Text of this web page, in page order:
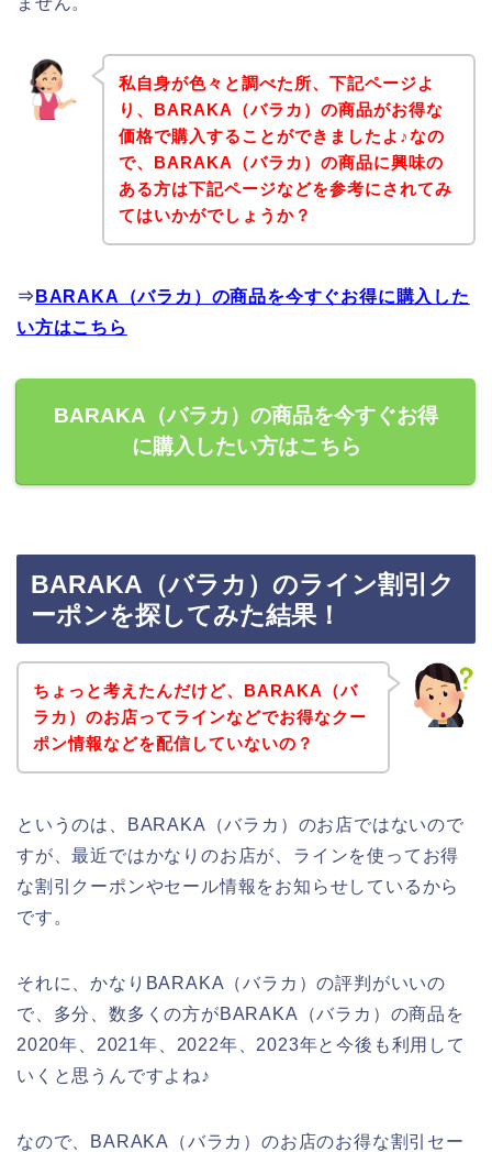
私自身が色々と調べた所、下記ページよ
り、BARAKA（バラカ）の商品がお得な
価格で購入することができましたよ♪なの
で、BARAKA（バラカ）の商品に興味の
ある方は下記ページなどを参考にされてみ
てはいかがでしょうか？
⇒ BARAKA（バラカ）の商品を今すぐお得に購入した
い方はこちら
BARAKA（バラカ）の商品を今すぐお得
に購入したい方はこちら
BARAKA（バラカ）のライン割引ク
ーポンを探してみた結果！
ちょっと考えたんだけど、BARAKA（バ
ラカ）のお店ってラインなどでお得なクー
ポン情報などを配信していないの？
というのは、BARAKA（バラカ）のお店ではないので
すが、最近ではかなりのお店が、ラインを使ってお得
な割引クーポンやセール情報をお知らせしているから
です。
それに、かなりBARAKA（バラカ）の評判がいいの
で、多分、数多くの方がBARAKA（バラカ）の商品を
2020年、2021年、2022年、2023年と今後も利用して
いくと思うんですよね♪
なので、BARAKA（バラカ）のお店のお得な割引セー